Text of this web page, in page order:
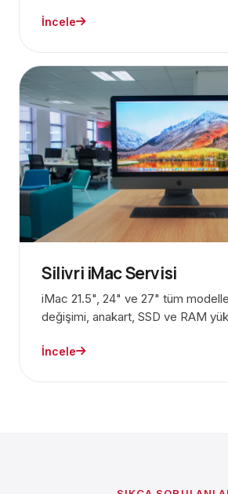
İncele
Silivri iMac Servisi
iMac 21.5", 24" ve 27" tüm
değişimi, anakart, SSD ve RAM
İncele